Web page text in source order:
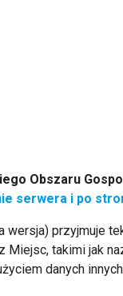
Obszaru
serwera i po
wersja) przyjmuje
Miejsc, takimi jak
danych